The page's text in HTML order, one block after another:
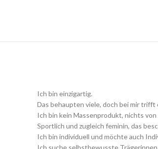
Ich bin einzigartig.
Das behaupten viele, doch bei mir trifft
Ich bin kein Massenprodukt, nichts von
Sportlich und zugleich feminin, das
Ich bin individuell und möchte auch
Ich suche selbstbewusste